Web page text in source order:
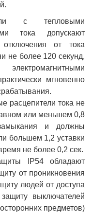
с тепловыми
тока допускают
от тока
не более 120 секунд,
мгновенно
расцепители тока не
или меньшем 0,8
и должны
большем 1,2 уставки
не более 0,2 сек.
IP54 обладают
от проникновения
людей от доступа
выключателей
предметов)